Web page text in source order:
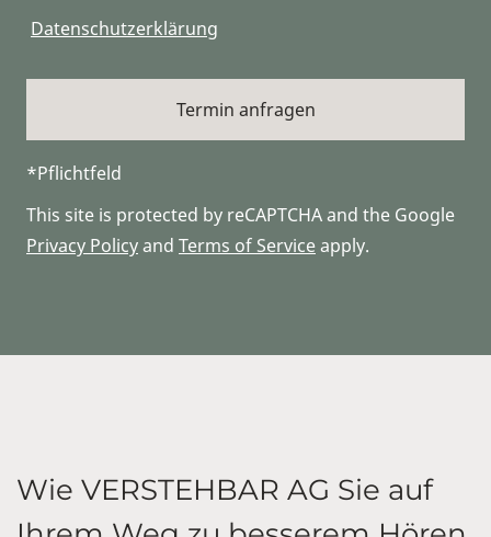
Datenschutzerklärung
*Pflichtfeld
This site is protected by reCAPTCHA and the Google
Privacy Policyand Terms of Serviceapply.
Wie VERSTEHBAR AG Sie auf